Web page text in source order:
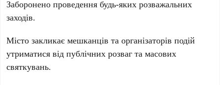
Заборонено проведення будь-яких розважальних
заходів.
Місто закликає мешканців та організаторів подій
утриматися від публічних розваг та масових
святкувань.